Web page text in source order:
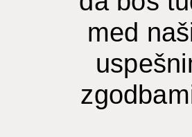
med